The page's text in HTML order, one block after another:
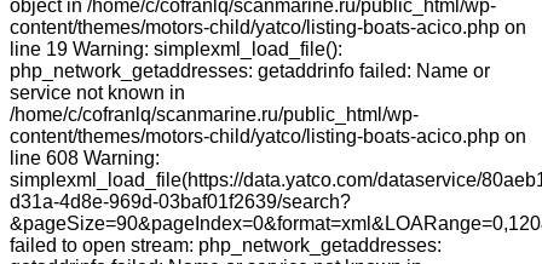
object in /home/c/cofranlq/scanmarine.ru/public_html/wp-
content/themes/motors-child/yatco/listing-boats-acico.php on
line 19 Warning: simplexml_load_file():
php_network_getaddresses: getaddrinfo failed: Name or
service not known in
/home/c/cofranlq/scanmarine.ru/public_html/wp-
content/themes/motors-child/yatco/listing-boats-acico.php on
line 608 Warning:
simplexml_load_file(https://data.yatco.com/dataservice/
d31a-4d8e-969d-03baf01f2639/search?
failed to open stream: php_network_getaddresses: